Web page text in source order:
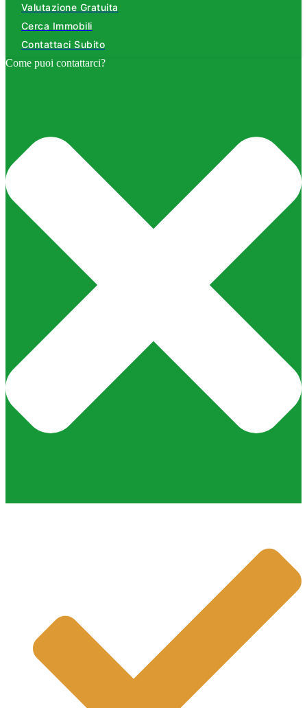
Valutazione Gratuita
Cerca Immobili
Contattaci Subito
Come puoi contattarci?